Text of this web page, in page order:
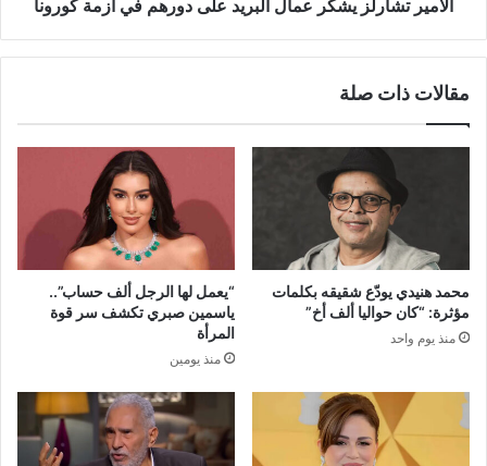
الأمير تشارلز يشكر عمال البريد على دورهم في أزمة كورونا
مقالات ذات صلة
محمد هنيدي يودّع شقيقه بكلمات
مؤثرة: “كان حواليا ألف أخ”
منذ يوم واحد
“يعمل لها الرجل ألف حساب”..
ياسمين صبري تكشف سر قوة
المرأة
منذ يومين